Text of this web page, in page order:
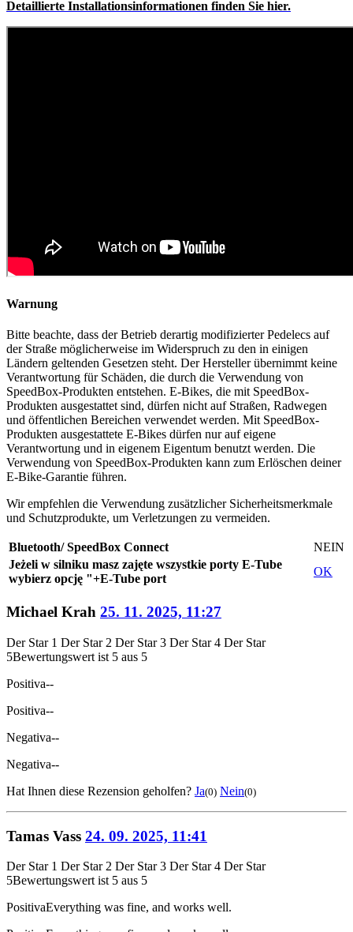
Detaillierte Installationsinformationen finden Sie hier.
Warnung
Bitte beachte, dass der Betrieb derartig modifizierter Pedelecs auf
der Straße möglicherweise im Widerspruch zu den in einigen
Ländern geltenden Gesetzen steht. Der Hersteller übernimmt keine
Verantwortung für Schäden, die durch die Verwendung von
SpeedBox-Produkten entstehen. E-Bikes, die mit SpeedBox-
Produkten ausgestattet sind, dürfen nicht auf Straßen, Radwegen
und öffentlichen Bereichen verwendet werden. Mit SpeedBox-
Produkten ausgestattete E-Bikes dürfen nur auf eigene
Verantwortung und in eigenem Eigentum benutzt werden. Die
Verwendung von SpeedBox-Produkten kann zum Erlöschen deiner
E-Bike-Garantie führen.
Wir empfehlen die Verwendung zusätzlicher Sicherheitsmerkmale
und Schutzprodukte, um Verletzungen zu vermeiden.
Bluetooth/ SpeedBox Connect
NEIN
Jeżeli w silniku masz zajęte wszystkie porty E-Tube
wybierz opcję "+E-Tube port
OK
Michael Krah 25. 11. 2025, 11:27
Der Star 1 Der Star 2 Der Star 3 Der Star 4 Der Star
5Bewertungswert ist 5 aus 5
Positiva--
Positiva--
Negativa--
Negativa--
Hat Ihnen diese Rezension geholfen? Ja(0) Nein(0)
Tamas Vass 24. 09. 2025, 11:41
Der Star 1 Der Star 2 Der Star 3 Der Star 4 Der Star
5Bewertungswert ist 5 aus 5
PositivaEverything was fine, and works well.